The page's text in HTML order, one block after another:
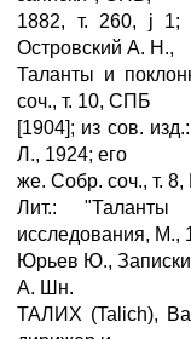
1882, т. 260, ј 1;
Островский А. Н.,
Таланты и
соч., т. 10, СПБ
[1904]; из сов.
Л., 1924; его
же. Собр. соч., т.
Лит.:
исследования, М.,
Юрьев Ю.,
А. Шн.
ТАЛИХ (Talich),